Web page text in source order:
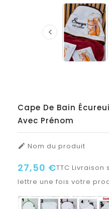

Cape De Bain
Avec Prénom
 Nom du produit
27,50 €TTC Livraison
lettre une fois votre